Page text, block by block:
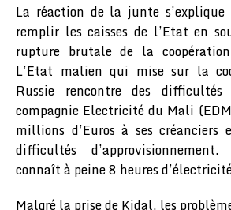
La réaction de la junte
remplir les caisses de l’Etat en
rupture brutale de la
L’Etat malien qui mise sur la
Russie rencontre des difficultés
compagnie Electricité du Mali
millions d’Euros à ses
difficultés
connaît à peine 8 heures
Malgré la prise de Kidal, les